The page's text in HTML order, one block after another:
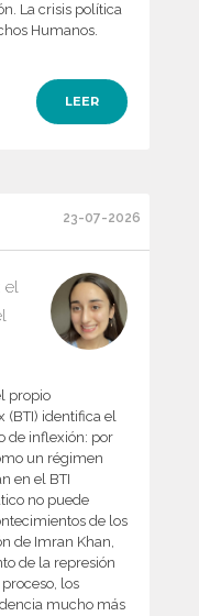
La crisis política
Humanos.
LEER
23-07-2026
el
propio
(BTI) identifica el
de inflexión: por
un régimen
en el BTI
no puede
de los
de Imran Khan,
de la represión
los
mucho más